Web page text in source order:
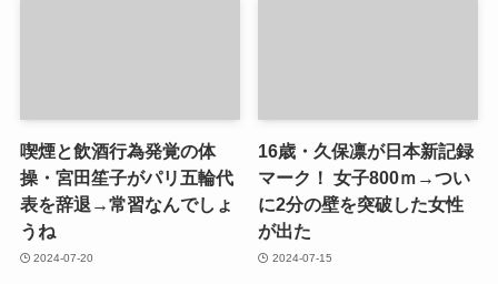
喫煙と飲酒行為発覚の体
操・宮田笙子がパリ五輪代
表を辞退→常習なんでしょ
うね
2024-07-20
16歳・久保凛が日本新記録
マーク！ 女子800ｍ→つい
に2分の壁を突破した女性
が出た
2024-07-15